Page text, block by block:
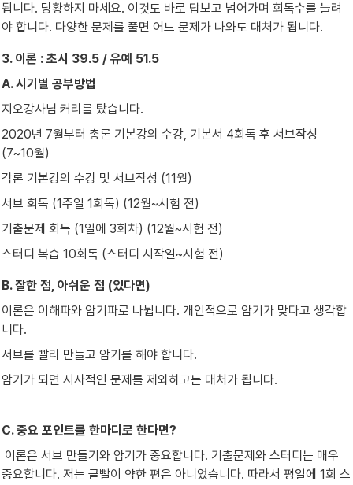
됩니다. 당황하지 마세요. 이것도 바로 답보고 넘어가며 회독수를 늘려
야 합니다. 다양한 문제를 풀면 어느 문제가 나와도 대처가 됩니다.
3. 이론 : 초시 39.5 / 유예 51.5
A. 시기별 공부방법
지오강사님 커리를 탔습니다.
2020년 7월부터 총론 기본강의 수강, 기본서 4회독 후 서브작성
(7~10월)
각론 기본강의 수강 및 서브작성 (11월)
서브 회독 (1주일 1회독) (12월~시험 전)
기출문제 회독 (1일에 3회차) (12월~시험 전)
스터디 복습 10회독 (스터디 시작일~시험 전)
B. 잘한 점, 아쉬운 점 (있다면)
이론은 이해파와 암기파로 나뉩니다. 개인적으로 암기가 맞다고 생각합
니다.
서브를 빨리 만들고 암기를 해야 합니다.
암기가 되면 시사적인 문제를 제외하고는 대처가 됩니다.
C. 중요 포인트를 한마디로 한다면?
중요합니다. 저는 글빨이 약한 편은 아니었습니다. 따라서 평일에 1회 스